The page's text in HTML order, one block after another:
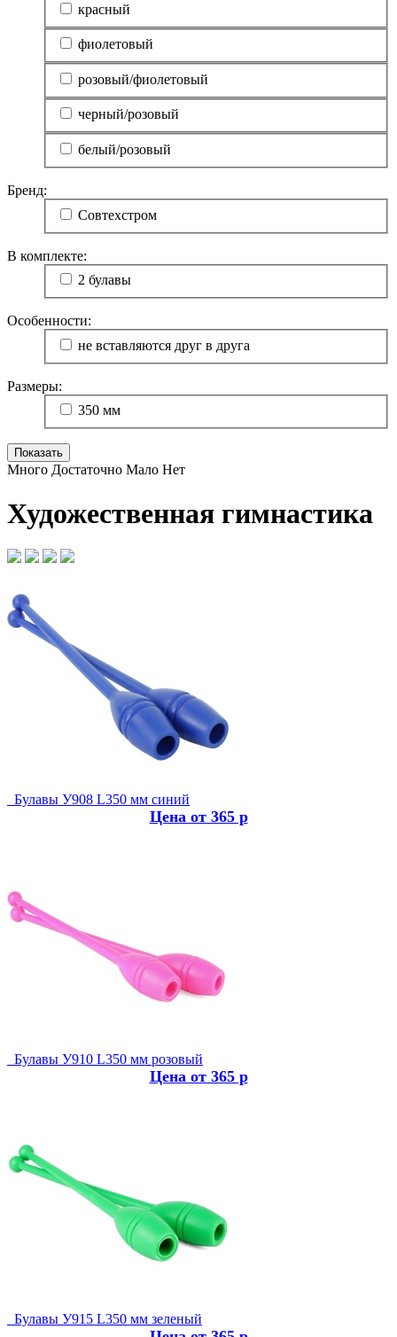
красный
фиолетовый
розовый/фиолетовый
черный/розовый
белый/розовый
Бренд:
Совтехстром
В комплекте:
2 булавы
Особенности:
не вставляются друг в друга
Размеры:
350 мм
Много Достаточно Мало Нет
Художественная гимнастика
Булавы У908 L350 мм синий
Цена от 365 р
Булавы У910 L350 мм розовый
Цена от 365 р
Булавы У915 L350 мм зеленый